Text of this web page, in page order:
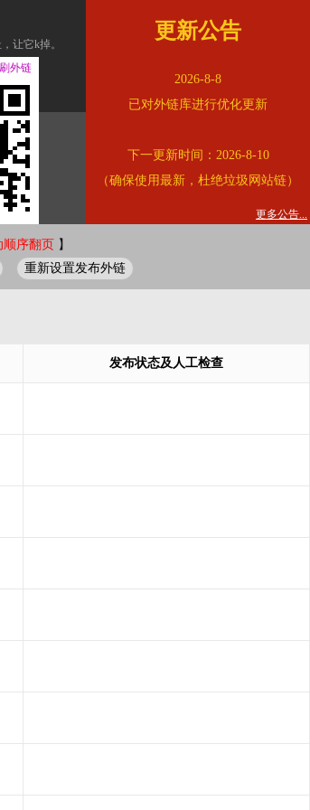
让它k掉。
顺序翻页 】
重新设置发布外链
发布状态及人工检查
更新公告
2026-8-8
已对外链库进行优化更新
下一更新时间：2026-8-10
（确保使用最新，杜绝垃圾网站链）
更多公告...
外链